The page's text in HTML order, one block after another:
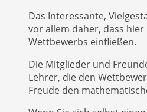
Das Interessante,
vor allem daher, dass
Wettbewerbs einfließen.
Die Mitglieder und
Lehrer, die den
Freude den